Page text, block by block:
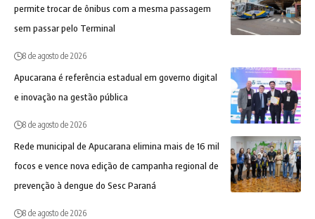
permite trocar de ônibus com a mesma passagem
sem passar pelo Terminal
8 de agosto de 2026
Apucarana é referência estadual em governo digital
e inovação na gestão pública
8 de agosto de 2026
Rede municipal de Apucarana elimina mais de 16 mil
focos e vence nova edição de campanha regional de
prevenção à dengue do Sesc Paraná
8 de agosto de 2026